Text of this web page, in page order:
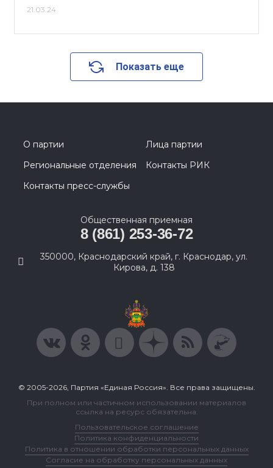
21.03.24
Показать еще
О партии
Лица партии
Региональные отделения
Контакты РИК
Контакты пресс-службы
Общественная приемная
8 (861) 253-36-72
350000, Краснодарский край, г. Краснодар, ул.
Кирова, д. 138
© 2005-2026, Партия «Единая Россия». Все права защищены.
При полном или частичном использовании материалов
ссылка на ресурс обязательна.
Пользовательское соглашение
Политика конфиденциальности
Политика в отношении обработки персональных данных
Согласие на обработку персональных данных